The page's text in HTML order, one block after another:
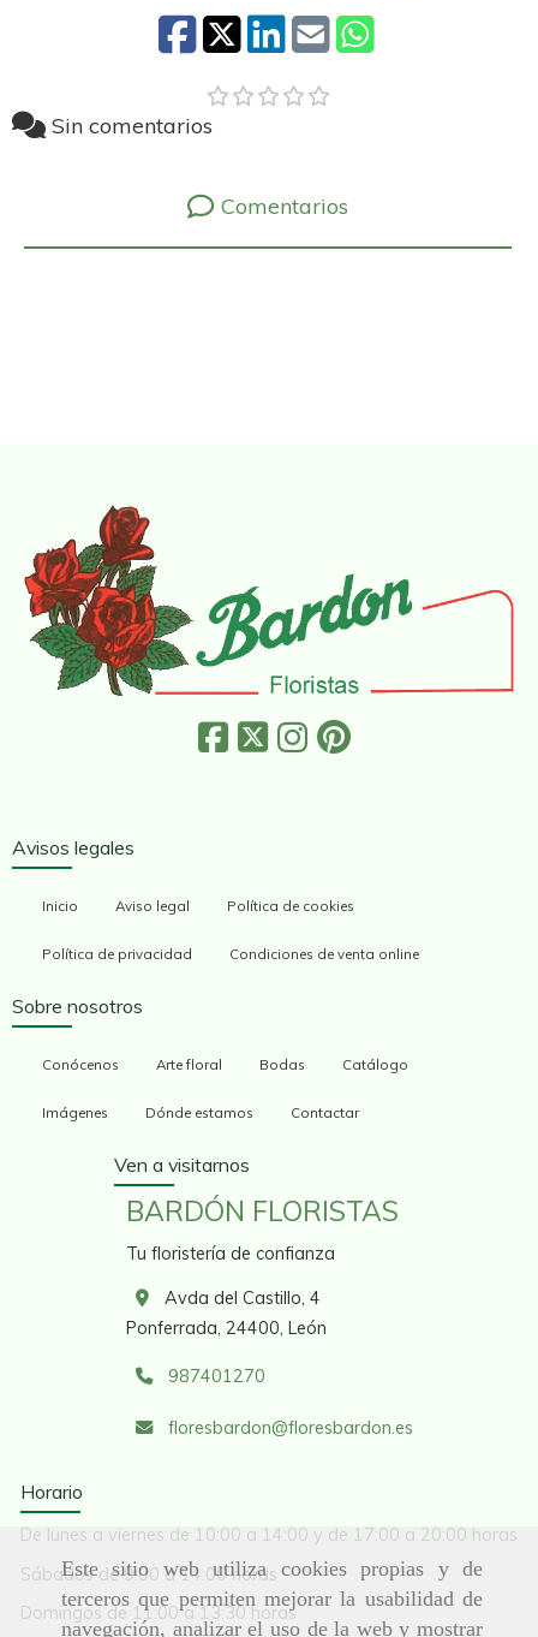
Este sitio web utiliza cookies propias y de
terceros que permiten mejorar la usabilidad de
navegación, analizar el uso de la web y mostrar
Sin comentarios
Comentarios
Avisos legales
Inicio Aviso legal Política de cookies
Política de privacidad Condiciones de venta online
Sobre nosotros
Conócenos Arte floral Bodas Catálogo
Imágenes Dónde estamos Contactar
Ven a visitarnos
BARDÓN FLORISTAS
Tu floristería de confianza
Avda del Castillo, 4
Ponferrada, 24400, León
987401270
floresbardon floresbardon.es
Horario
De lunes a viernes de 10:00 a 14:00 y de 17:00 a 20:00 horas
Sábados de 9:00 a 14:00 horas
Domingos de 11:00 a 13:30 horas